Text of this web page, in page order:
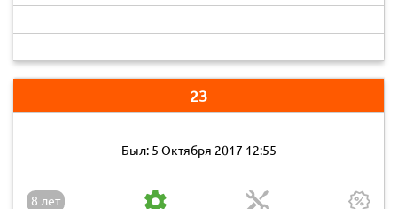
23
Был: 5 Октября 2017 12:55
8 лет